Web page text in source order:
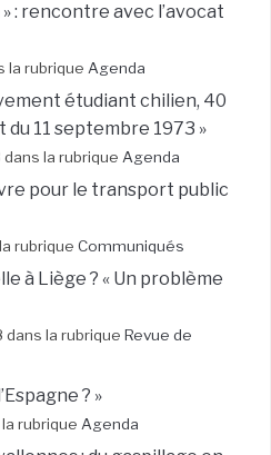
: rencontre avec l’avocat
la rubrique Agenda
étudiant chilien, 40
du 11 septembre 1973 »
la rubrique Agenda
pour le transport public
rubrique Communiqués
à Liège ? « Un problème
la rubrique Revue de
? »
rubrique Agenda